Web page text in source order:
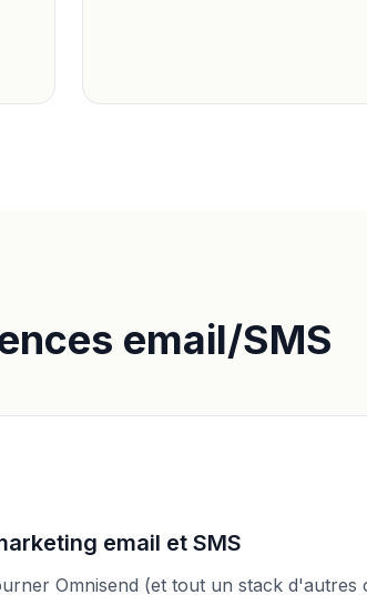
email/SMS
email et SMS
Omnisend (et tout un stack d'autres